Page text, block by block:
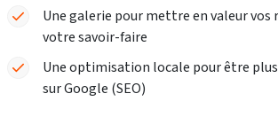
Une galerie pour mettre en valeur
votre savoir-faire
Une optimisation locale pour être
sur Google (SEO)